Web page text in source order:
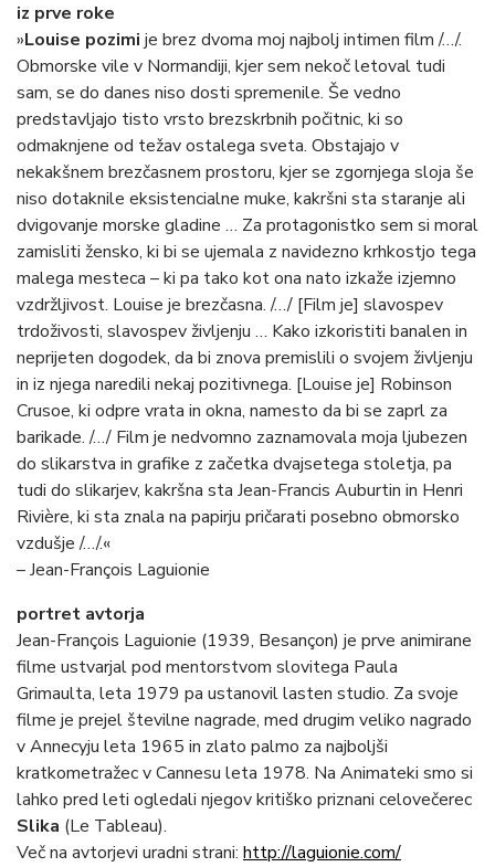
iz prve roke
»Louise pozimi je brez dvoma moj najbolj intimen film /…/.
Obmorske vile v Normandiji, kjer sem nekoč letoval tudi
sam, se do danes niso dosti spremenile. Še vedno
predstavljajo tisto vrsto brezskrbnih počitnic, ki so
odmaknjene od težav ostalega sveta. Obstajajo v
nekakšnem brezčasnem prostoru, kjer se zgornjega sloja še
niso dotaknile eksistencialne muke, kakršni sta staranje ali
dvigovanje morske gladine … Za protagonistko sem si moral
zamisliti žensko, ki bi se ujemala z navidezno krhkostjo tega
malega mesteca – ki pa tako kot ona nato izkaže izjemno
vzdržljivost. Louise je brezčasna. /…/ [Film je] slavospev
trdoživosti, slavospev življenju … Kako izkoristiti banalen in
neprijeten dogodek, da bi znova premislili o svojem življenju
in iz njega naredili nekaj pozitivnega. [Louise je] Robinson
Crusoe, ki odpre vrata in okna, namesto da bi se zaprl za
barikade. /…/ Film je nedvomno zaznamovala moja ljubezen
do slikarstva in grafike z začetka dvajsetega stoletja, pa
tudi do slikarjev, kakršna sta Jean-Francis Auburtin in Henri
Rivière, ki sta znala na papirju pričarati posebno obmorsko
vzdušje /…/.«
– Jean-François Laguionie
portret avtorja
Jean-François Laguionie (1939, Besançon) je prve animirane
filme ustvarjal pod mentorstvom slovitega Paula
Grimaulta, leta 1979 pa ustanovil lasten studio. Za svoje
filme je prejel številne nagrade, med drugim veliko nagrado
v Annecyju leta 1965 in zlato palmo za najboljši
kratkometražec v Cannesu leta 1978. Na Animateki smo si
lahko pred leti ogledali njegov kritiško priznani celovečerec
Slika (Le Tableau).
Več na avtorjevi uradni strani: http://laguionie.com/